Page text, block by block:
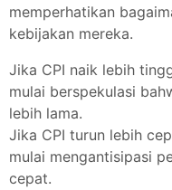
memperhatikan
kebijakan mereka.
Jika CPI naik lebih
mulai berspekulasi
lebih lama.
Jika CPI turun lebih
mulai mengantisipasi
cepat.